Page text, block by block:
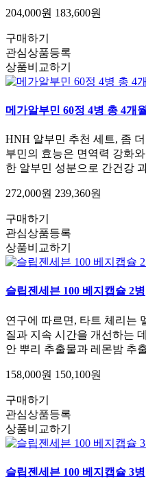
204,000원 183,600원
구매하기
관심상품등록
상품비교하기
메가알부민 60정 4병 총 4개
HNH 알부민 추천 세트, 좀
부민의 효능은 면역력 강화
한 알부민 성분으로 간건강
272,000원 239,360원
구매하기
관심상품등록
상품비교하기
슬립젠세븐 100 베지캡슐 2병
연구에 따르면, 타트 체리는
질과 지속 시간을 개선하는
안 뿌리 추출물과 레몬밤 추
158,000원 150,100원
구매하기
관심상품등록
상품비교하기
슬립젠세븐 100 베지캡슐 3병